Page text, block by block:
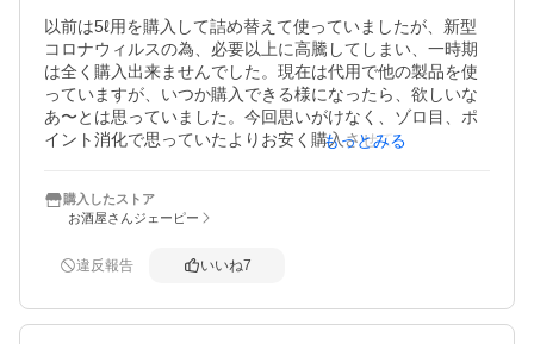
アルコール製品を購入しようと考えた方には最高の製品で
あると確信します。
パストリーゼは「よくぞ日本に存在してくれた、ありがと
う！」と言える製品です。オススメします。
以前は5ℓ用を購入して詰め替えて使っていましたが、新型
コロナウィルスの為、必要以上に高騰してしまい、一時期
は全く購入出来ませんでした。現在は代用で他の製品を使
っていますが、いつか購入できる様になったら、欲しいな
あ〜とは思っていました。今回思いがけなく、ゾロ目、ポ
イント消化で思っていたよりお安く購入させて頂きまし
をお安くネット購入、代金を振り込んだのですが、未だに
届きません。連絡も取れず、結局、泣き寝入りしてしまい
た）そんな苦い思い出もあって？でも諦め切れず、とうと
くつかの容器に移し変えてから、使おうと思います。信頼
もっとみる
購入したストア
お酒屋さんジェーピー
違反報告 いいね7